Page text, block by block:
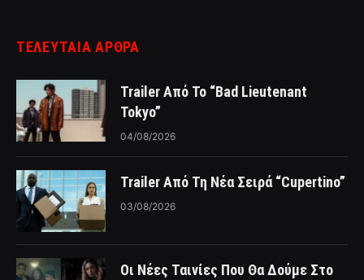
ΤΕΛΕΥΤΑΙΑ ΑΡΘΡΑ
Trailer Από Το “Bad Lieutenant
Tokyo”
04/08/2026
Trailer Από Τη Νέα Σειρά “Cupertino”
03/08/2026
Οι Νέες Ταινίες Που Θα Δούμε Στο